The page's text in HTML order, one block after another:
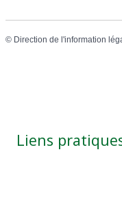
© Direction de l'information
Liens